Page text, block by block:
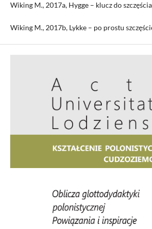
Wiking M., 2017a, Hygge – klucz do
Wiking M., 2017b, Lykke – po prostu